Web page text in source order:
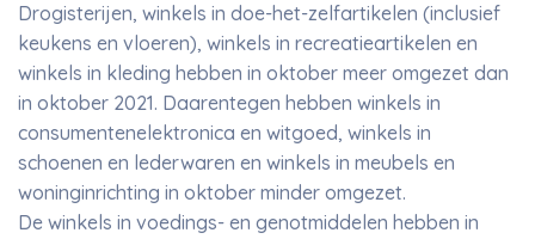
Drogisterijen, winkels in doe-het-zelfartikelen (inclusief
keukens en vloeren), winkels in recreatieartikelen en
winkels in kleding hebben in oktober meer omgezet dan
in oktober 2021. Daarentegen hebben winkels in
consumentenelektronica en witgoed, winkels in
schoenen en lederwaren en winkels in meubels en
woninginrichting in oktober minder omgezet.
De winkels in voedings- en genotmiddelen hebben in